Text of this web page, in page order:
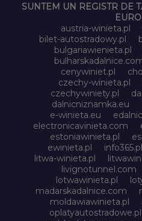
SUNTEM UN REGISTR DE
austria-winieta.pl
bilet-autostradowy.pl
bulgariawienieta.pl
cenywiniet.pl
czechy-winieta.pl
czechywiniety.pl
dalnicniznamka.eu
e-winieta.eu
electronicavinieta.com
estoniawinieta.pl
ewinieta.pl
info365.pl
litwa-winieta.pl
livignotunnel.com
lotwawinieta.pl
madarskadalnice.com
moldawiawinieta.pl
oplatyautostradowe.pl